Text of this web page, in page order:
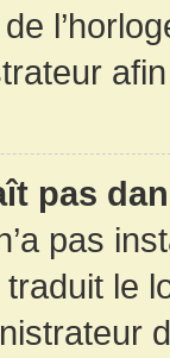
pas
pas
traduit le